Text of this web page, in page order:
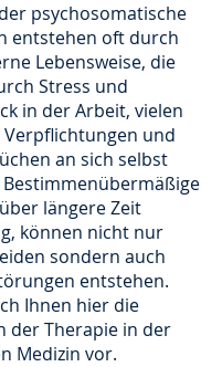
psychosomatische
entstehen oft durch
Lebensweise, die
Stress und
in der Arbeit, vielen
und
an sich selbst
längere Zeit
können nicht nur
sondern auch
entstehen.
Ihnen hier die
der Therapie in der
Medizin vor.